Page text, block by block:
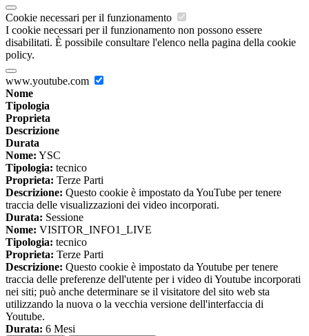
Cookie necessari per il funzionamento
I cookie necessari per il funzionamento non possono essere
disabilitati. È possibile consultare l'elenco nella pagina della cookie
policy.
www.youtube.com
Nome
Tipologia
Proprieta
Descrizione
Durata
Nome: YSC
Tipologia: tecnico
Proprieta: Terze Parti
Descrizione: Questo cookie è impostato da YouTube per tenere
traccia delle visualizzazioni dei video incorporati.
Durata: Sessione
Nome: VISITOR_INFO1_LIVE
Tipologia: tecnico
Proprieta: Terze Parti
Descrizione: Questo cookie è impostato da Youtube per tenere
traccia delle preferenze dell'utente per i video di Youtube incorporati
nei siti; può anche determinare se il visitatore del sito web sta
utilizzando la nuova o la vecchia versione dell'interfaccia di
Youtube.
Durata: 6 Mesi